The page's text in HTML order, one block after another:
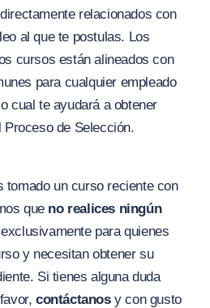
relacionados con
al que te postulas. Los
cursos están alineados con
para cualquier empleado
cual te ayudará a obtener
Proceso de Selección.
tomado un curso reciente con
que no realices ningún
para quienes
y necesitan obtener su
Si tienes alguna duda
contáctanosy con gusto